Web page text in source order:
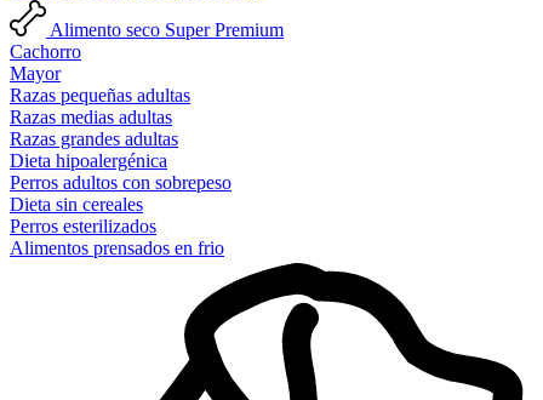
Alimento seco Super Premium
Cachorro
Mayor
Razas pequeñas adultas
Razas medias adultas
Razas grandes adultas
Dieta hipoalergénica
Perros adultos con sobrepeso
Dieta sin cereales
Perros esterilizados
Alimentos prensados en frio